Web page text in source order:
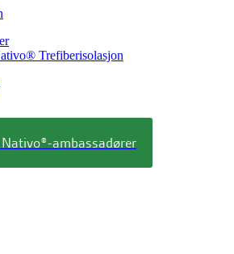
Trefiberisolasjon
ambassadører